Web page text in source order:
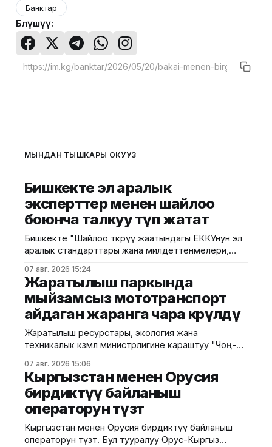
Банктар
Бөлүшүү:
МЫНДАН ТЫШКАРЫ ОКУҢУЗ
Бишкекте эл аралык
эксперттер менен шайлоо
боюнча талкуу өтүп жатат
Бишкекте "Шайлоо өткөрүү жаатындагы ЕККУнун эл
аралык стандарттары жана милдеттенмелери,
адам укуктары боюнча бюросунун сунуштарын
ишке ашыруу" темасында эки күндүк тегерек үстөл
өтүп жатат. БШКнын басма сөз кызматы
билдиргендей, иш-чараны Борбордук шайлоо
комиссиясынын төрагасынын орун басары Лейла
Лурова ачып, өлкөдөгү шайлоо системасын
07 авг. 2026 15:24
Жаратылыш паркында
мыйзамсыз мототранспорт
айдаган жаранга чара көрүлдү
Жаратылыш ресурстары, экология жана
техникалык көзөмөл министрлигине караштуу "Чоң-
кызматкерлери тарабынан жаратылышты коргоо
мыйзамдарынын талаптарынын сакталышын
камсыз кылуу максатында кезектеги рейддик иш-
чара өткөрүлдү. Ведомствонун маалыматына
ылайык, рейддин жүрүшүндө парктын аймагында
мототранспорт каражаты менен мыйзамсыз
жүрүп, жайыт жерлерине зыян келтирген жаран
07 авг. 2026 15:06
Кыргызстан менен Орусия
бирдиктүү байланыш
операторун түзөт
Кыргызстан менен Орусия бирдиктүү байланыш
операторун түзөт. Бул тууралуу Орус-Кыргыз